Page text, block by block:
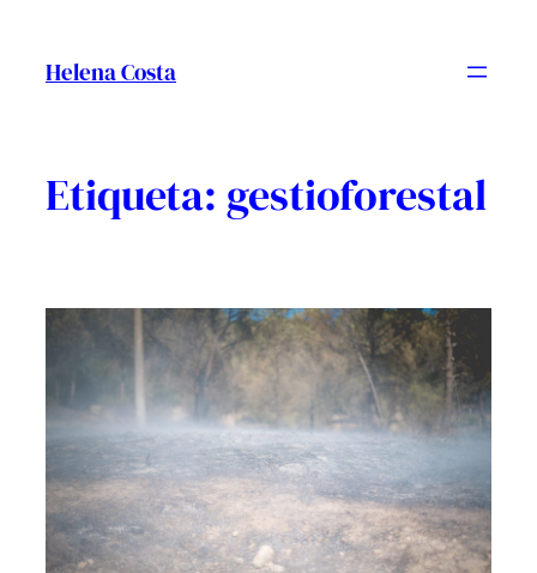
contingut
Helena Costa
Etiqueta: gestioforestal